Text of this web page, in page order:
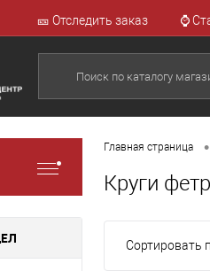
🎫 Отследить заказ ⌚
Главная страница •
Круги
Сортировать